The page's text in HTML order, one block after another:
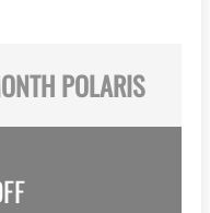
POLARIS